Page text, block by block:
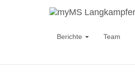
Berichte Team